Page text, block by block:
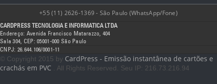
+55 (11) 2626-1369 - São Paulo (WhatsApp/Fone)
CARDPRESS TECNOLOGIA E INFORMATICA LTDA
Endereço: Avenida Francisco Matarazzo, 404
Sala 304, CEP: 05001-000 São Paulo
CNPJ: 26.644.106/0001-11
© Copyright 2015 by CardPress - Emissão instantânea de cartões e
crachás em PVC . All Rights Reserved. Seu IP: 216.73.216.94